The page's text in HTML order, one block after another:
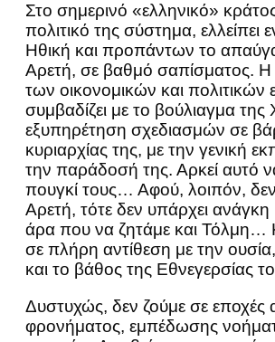
Στο σημερινό «ελληνικό»
πολιτικό της σύστημα, ελλείπει
Ηθική και προπάντων το
Αρετή, σε βαθμό σαπίσματος. Η
των οικονομικών και πολιτικών
συμβαδίζει με το βούλιαγμα
εξυπηρέτηση σχεδιασμών σε
κυριαρχίας της, με την γενική
την παράδοσή της. Αρκεί αυτό
πουγκί τους… Αφού, λοιπόν,
Αρετή, τότε δεν υπάρχει ανάγκη
άρα που να ζητάμε και Τόλμη…
σε πλήρη αντίθεση με την
και το βάθος της Εθνεγερσίας
Δυστυχώς, δεν ζούμε σε εποχές
φρονήματος, εμπέδωσης